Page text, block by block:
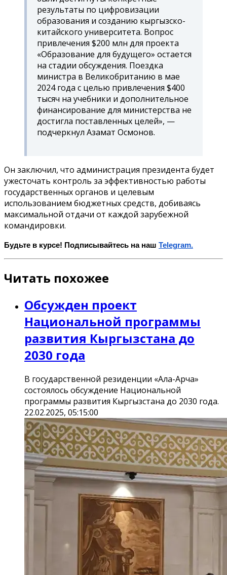
результаты по цифровизации
образования и созданию кыргызско-
китайского университета. Вопрос
привлечения $200 млн для проекта
«Образование для будущего» остается
на стадии обсуждения. Поездка
министра в Великобританию в мае
2024 года с целью привлечения $400
тысяч на учебники и дополнительное
финансирование для министерства не
достигла поставленных целей», —
подчеркнул Азамат Осмонов.
Он заключил, что администрация президента будет
ужесточать контроль за эффективностью работы
государственных органов и целевым
использованием бюджетных средств, добиваясь
максимальной отдачи от каждой зарубежной
командировки.
Будьте в курсе! Подписывайтесь на наш Telegram.
Читать похожее
Обсужден проект
Национальной программы
развития Кыргызстана до
2030 года
В государственной резиденции «Ала-Арча»
состоялось обсуждение Национальной
программы развития Кыргызстана до 2030 года.
22.02.2025, 05:15:00